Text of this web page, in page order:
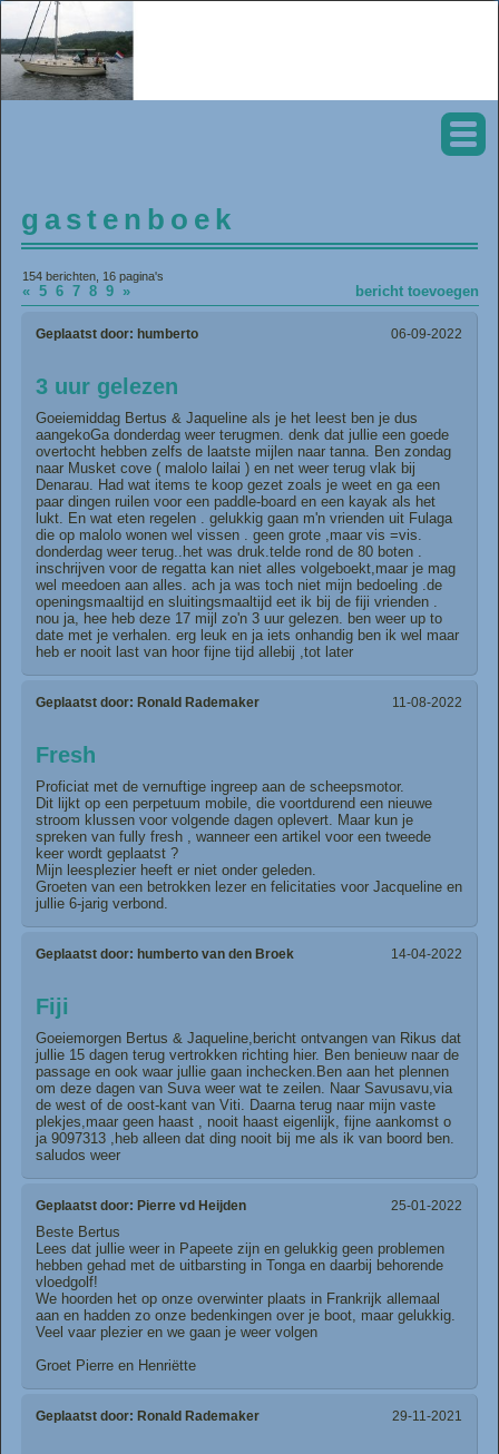
gastenboek
154 berichten, 16 pagina's
bericht toevoegen
« 5 6 7 8 9 »
06-09-2022
Geplaatst door: humberto
3 uur gelezen
Goeiemiddag Bertus & Jaqueline als je het leest ben je dus
aangekoGa donderdag weer terugmen. denk dat jullie een goede
overtocht hebben zelfs de laatste mijlen naar tanna. Ben zondag
naar Musket cove ( malolo lailai ) en net weer terug vlak bij
Denarau. Had wat items te koop gezet zoals je weet en ga een
paar dingen ruilen voor een paddle-board en een kayak als het
lukt. En wat eten regelen . gelukkig gaan m'n vrienden uit Fulaga
die op malolo wonen wel vissen . geen grote ,maar vis =vis.
donderdag weer terug..het was druk.telde rond de 80 boten .
inschrijven voor de regatta kan niet alles volgeboekt,maar je mag
wel meedoen aan alles. ach ja was toch niet mijn bedoeling .de
openingsmaaltijd en sluitingsmaaltijd eet ik bij de fiji vrienden .
nou ja, hee heb deze 17 mijl zo'n 3 uur gelezen. ben weer up to
date met je verhalen. erg leuk en ja iets onhandig ben ik wel maar
heb er nooit last van hoor fijne tijd allebij ,tot later
11-08-2022
Geplaatst door: Ronald Rademaker
Fresh
Proficiat met de vernuftige ingreep aan de scheepsmotor.
Dit lijkt op een perpetuum mobile, die voortdurend een nieuwe
stroom klussen voor volgende dagen oplevert. Maar kun je
spreken van fully fresh , wanneer een artikel voor een tweede
keer wordt geplaatst ?
Mijn leesplezier heeft er niet onder geleden.
Groeten van een betrokken lezer en felicitaties voor Jacqueline en
jullie 6-jarig verbond.
14-04-2022
Geplaatst door: humberto van den Broek
Fiji
Goeiemorgen Bertus & Jaqueline,bericht ontvangen van Rikus dat
jullie 15 dagen terug vertrokken richting hier. Ben benieuw naar de
passage en ook waar jullie gaan inchecken.Ben aan het plennen
om deze dagen van Suva weer wat te zeilen. Naar Savusavu,via
de west of de oost-kant van Viti. Daarna terug naar mijn vaste
plekjes,maar geen haast , nooit haast eigenlijk, fijne aankomst o
ja 9097313 ,heb alleen dat ding nooit bij me als ik van boord ben.
saludos weer
25-01-2022
Geplaatst door: Pierre vd Heijden
Beste Bertus
Lees dat jullie weer in Papeete zijn en gelukkig geen problemen
hebben gehad met de uitbarsting in Tonga en daarbij behorende
vloedgolf!
We hoorden het op onze overwinter plaats in Frankrijk allemaal
aan en hadden zo onze bedenkingen over je boot, maar gelukkig.
Veel vaar plezier en we gaan je weer volgen
Groet Pierre en Henriëtte
29-11-2021
Geplaatst door: Ronald Rademaker